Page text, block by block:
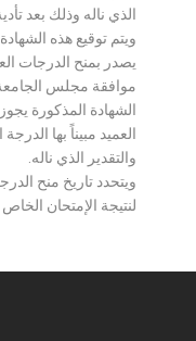
الذي ناله وذلك بعد
ويتم توقيع هذه
يصدر بمنح الدرجات
موافقة مجلس
الشهادة المذكورة
العميد مبيناً بها
والتقدير الذي ناله.
ويتحدد تاريخ منح
لنتيجة الإمتحان